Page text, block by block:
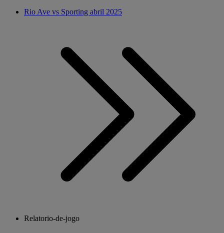
Rio Ave vs Sporting abril 2025
Relatorio-de-jogo